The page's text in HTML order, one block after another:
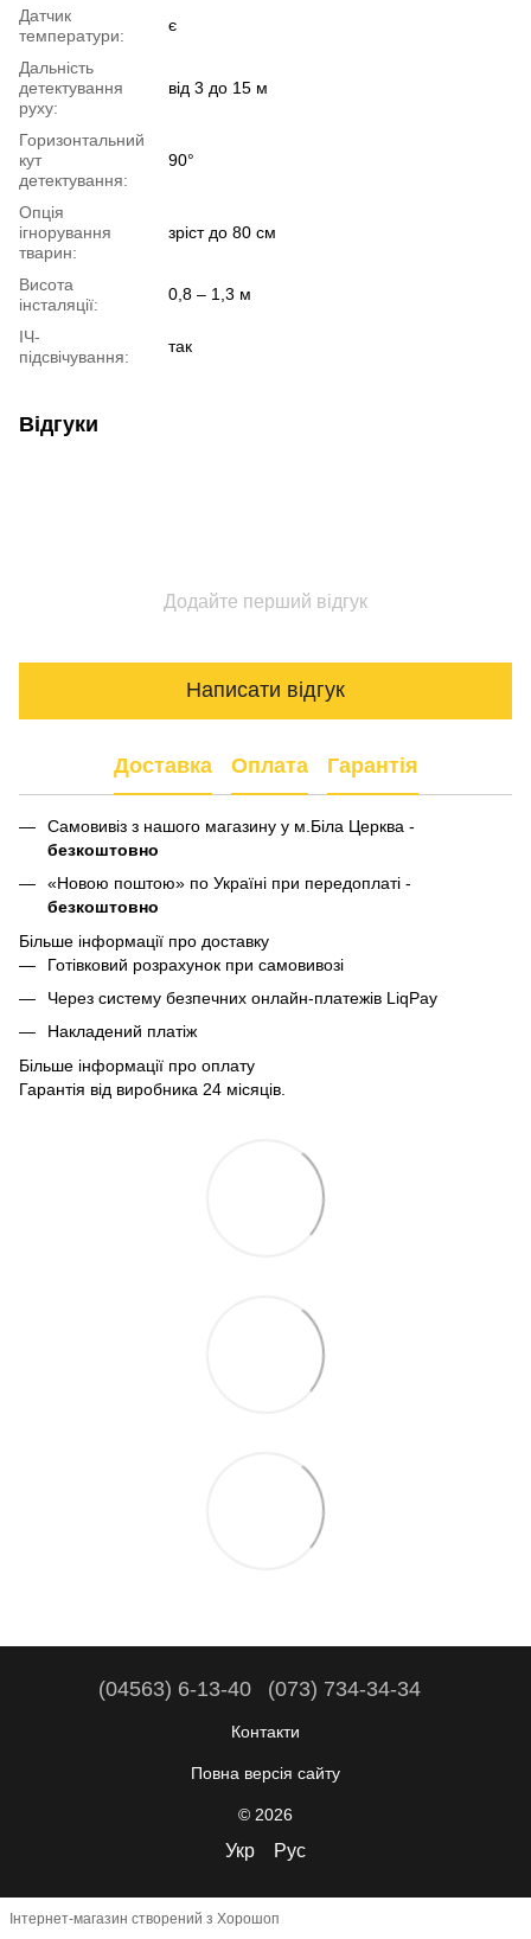
Датчик
температури:
є
Дальність
детектування
руху:
від 3 до 15 м
Горизонтальний
кут
детектування:
90°
Опція
ігнорування
тварин:
зріст до 80 см
Висота
інсталяції:
0,8 – 1,3 м
ІЧ-
підсвічування:
так
Відгуки
Додайте перший відгук
Написати відгук
Доставка Оплата Гарантія
Самовивіз з нашого магазину у м.Біла Церква -
безкоштовно
«Новою поштою» по Україні при передоплаті -
безкоштовно
Більше інформації про доставку
Готівковий розрахунок при самовивозі
Через систему безпечних онлайн-платежів LiqPay
Накладений платіж
Більше інформації про оплату
Гарантія від виробника 24 місяців.
(04563) 6-13-40 (073) 734-34-34
Контакти
Повна версія сайту
© 2026
Укр Рус
Інтернет-магазин створений з Хорошоп